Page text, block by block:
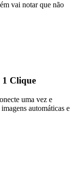
vai notar que não
Clique
uma vez e
automáticas e